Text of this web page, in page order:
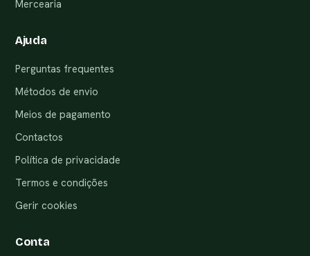
Mercearia
Ajuda
Perguntas frequentes
Métodos de envio
Meios de pagamento
Contactos
Política de privacidade
Termos e condições
Gerir cookies
Conta